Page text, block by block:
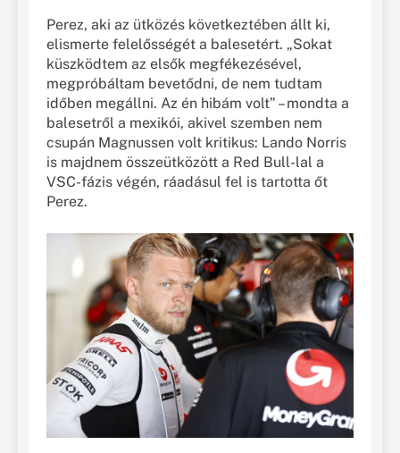
Perez, aki az ütközés következtében állt ki,
elismerte felelősségét a balesetért. „Sokat
küszködtem az elsők megfékezésével,
megpróbáltam bevetődni, de nem tudtam
időben megállni. Az én hibám volt” – mondta a
balesetről a mexikói, akivel szemben nem
csupán Magnussen volt kritikus: Lando Norris
is majdnem összeütközött a Red Bull-lal a
VSC-fázis végén, ráadásul fel is tartotta őt
Perez.